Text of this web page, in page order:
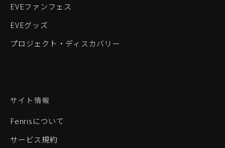
EVEファンフェス
EVEグッズ
プロジェクト・ディスカバリー
サイト情報
Fenrisについて
サービス規約